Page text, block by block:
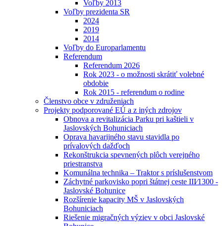
Voľby 2013
Voľby prezidenta SR
2024
2019
2014
Voľby do Europarlamentu
Referendum
Referendum 2026
Rok 2023 - o možnosti skrátiť volebné
obdobie
Rok 2015 - referendum o rodine
Členstvo obce v združeniach
Projekty podporované EÚ a z iných zdrojov
Obnova a revitalizácia Parku pri kaštieli v
Jaslovských Bohuniciach
Oprava havarijného stavu stavidla po
prívalových dažďoch
Rekonštrukcia spevnených plôch verejného
priestranstva
Komunálna technika – Traktor s príslušenstvom
Záchytné parkovisko popri štátnej ceste III⁄1300 -
Jaslovské Bohunice
Rozšírenie kapacity MŠ v Jaslovských
Bohuniciach
Riešenie migračných výziev v obci Jaslovské